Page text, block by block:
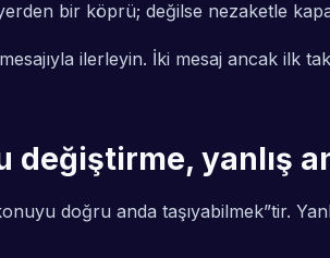
bir köprü; değilse nezaketle
ilerleyin. İki mesaj ancak ilk
değiştirme, yanlış
doğru anda taşıyabilmek”tir.